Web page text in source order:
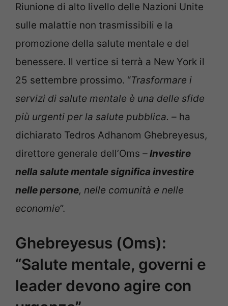
Riunione di alto livello delle Nazioni Unite
sulle malattie non trasmissibili e la
promozione della salute mentale e del
benessere. Il vertice si terrà a New York il
25 settembre prossimo. “Trasformare i
servizi di salute mentale è una delle sfide
più urgenti per la salute pubblica. – ha
dichiarato Tedros Adhanom Ghebreyesus,
direttore generale dell’Oms –Investire
nella salute mentale significa investire
nelle persone, nelle comunità e nelle
economie”.
Ghebreyesus (Oms):
“Salute mentale, governi e
leader devono agire con